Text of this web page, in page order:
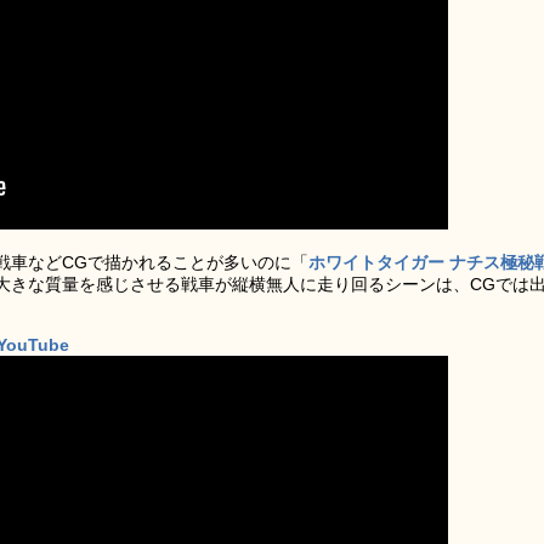
車などCGで描かれることが多いのに「ホワイトタイガー ナチス極秘
きな質量を感じさせる戦車が縦横無人に走り回るシーンは、CGでは出